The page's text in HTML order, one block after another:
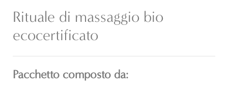
Rituale di massaggio bio
ecocertificato
Pacchetto composto da: